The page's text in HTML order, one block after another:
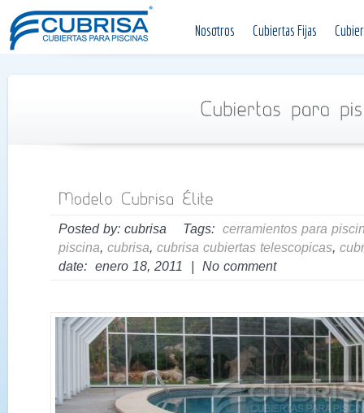
Nosotros Cubiertas Fijas
Posted by: cubrisa Tags: cerramientos para
piscina, cubrisa, cubrisa cubiertas telescopicas,
date: enero 18, 2011 | No comment